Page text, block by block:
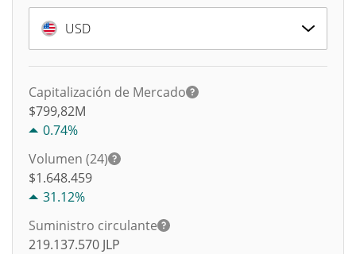
USD
Capitalización de Mercado
$799,82M
0.74%
Volumen (24)
$1.648.459
31.12%
Suministro circulante
219.137.570 JLP